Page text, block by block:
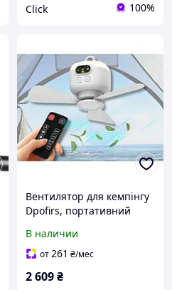
Click 100%
Вентилятор для кемпінгу
Dpofirs, портативний
8000 MAh, працює від
акумулятора,
вентилятор із
В наличии
от261 ₴/мес
2 609₴